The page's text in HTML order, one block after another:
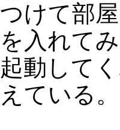
つけて部
を入れて
起動して
えている